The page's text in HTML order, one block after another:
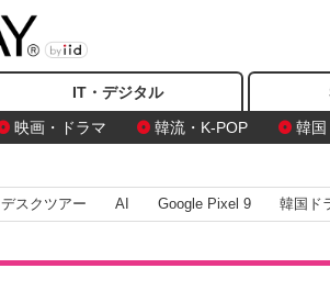
IT・デジタル
映画・ドラマ
韓流・K-POP 韓国
スクツアー AI Google Pixel 9 韓国ド